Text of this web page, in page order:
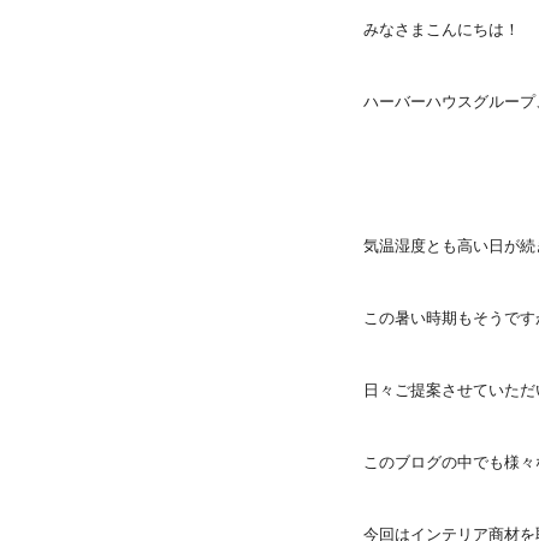
みなさまこんにちは！
ハーバーハウスグルー
気温湿度とも高い日が
この暑い時期もそうで
日々ご提案させていた
このブログの中でも様
今回はインテリア商材